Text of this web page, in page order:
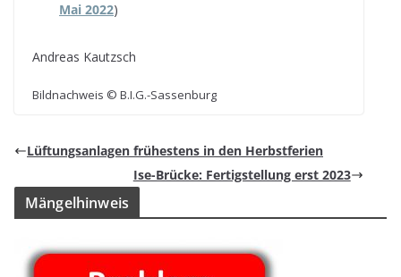
Mai 2022)
Andreas Kau­t­zsch
Bild­nach­weis © B.I.G.-Sassenburg
Lüf­tungs­an­la­gen frü­hes­tens in den Herbstferien
Ise-Brü­cke: Fer­tig­stel­lung erst 2023
Män­gel­hin­weis